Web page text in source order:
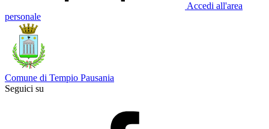
Accedi all'area
personale
Comune di Tempio Pausania
Seguici su